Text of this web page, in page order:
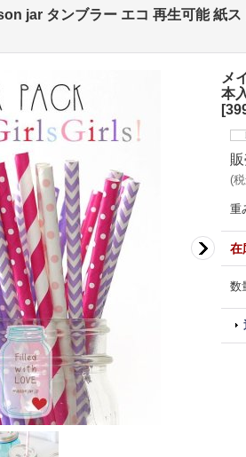
jar タンブラー エコ 再生可能 紙
メ
本
[
(
重
在
数